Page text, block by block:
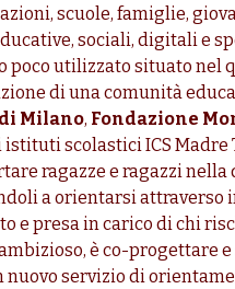
scuole, famiglie,
sociali, digitali e
poco utilizzato situato nel
di una comunità
Milano, Fondazione
scolastici ICS Madre
ragazze e ragazzi
a orientarsi
e presa in carico di chi
è co-
servizio di